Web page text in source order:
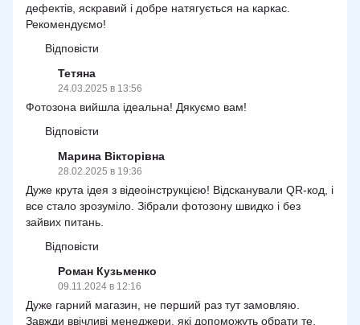
дефектів, яскравий і добре натягується на каркас.
Рекомендуємо!
Відповісти
Тетяна
24.03.2025 в 13:56
Фотозона вийшла ідеальна! Дякуємо вам!
Відповісти
Марина Вікторівна
28.02.2025 в 19:36
Дуже крута ідея з відеоінструкцією! Відсканували QR-код, і
все стало зрозуміло. Зібрали фотозону швидко і без
зайвих питань.
Відповісти
Роман Кузьменко
09.11.2024 в 12:16
Дуже гарний магазин, не перший раз тут замовляю.
Завжди ввічливі менеджери, які допоможуть обрати те,